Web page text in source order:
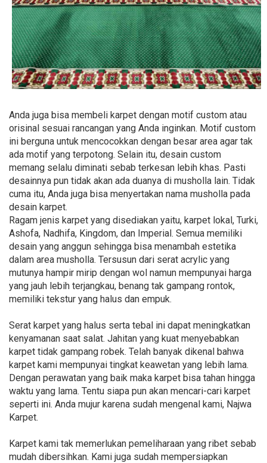
Anda juga bisa membeli karpet dengan motif custom atau
orisinal sesuai rancangan yang Anda inginkan. Motif custom
ini berguna untuk mencocokkan dengan besar area agar tak
ada motif yang terpotong. Selain itu, desain custom
memang selalu diminati sebab terkesan lebih khas. Pasti
desainnya pun tidak akan ada duanya di musholla lain. Tidak
cuma itu, Anda juga bisa menyertakan nama musholla pada
desain karpet.
Ragam jenis karpet yang disediakan yaitu, karpet lokal, Turki,
Ashofa, Nadhifa, Kingdom, dan Imperial. Semua memiliki
desain yang anggun sehingga bisa menambah estetika
dalam area musholla. Tersusun dari serat acrylic yang
mutunya hampir mirip dengan wol namun mempunyai harga
yang jauh lebih terjangkau, benang tak gampang rontok,
memiliki tekstur yang halus dan empuk.
Serat karpet yang halus serta tebal ini dapat meningkatkan
kenyamanan saat salat. Jahitan yang kuat menyebabkan
karpet tidak gampang robek. Telah banyak dikenal bahwa
karpet kami mempunyai tingkat keawetan yang lebih lama.
Dengan perawatan yang baik maka karpet bisa tahan hingga
waktu yang lama. Tentu siapa pun akan mencari-cari karpet
seperti ini. Anda mujur karena sudah mengenal kami, Najwa
Karpet.
Karpet kami tak memerlukan pemeliharaan yang ribet sebab
mudah dibersihkan. Kami juga sudah mempersiapkan